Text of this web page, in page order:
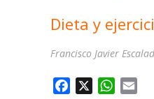
Dieta y
Francisco Javier
W